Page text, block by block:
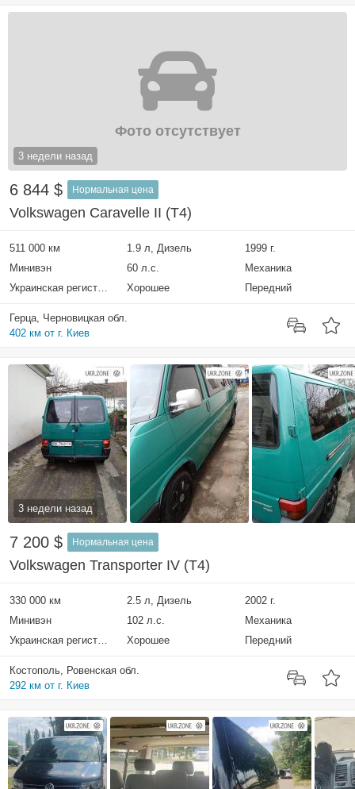
3 недели назад
Фото отсутствует
6 844 $ Нормальная цена
Volkswagen Caravelle II (T4)
511 000 км 1.9 л, Дизель
1999 г.
Минивэн
60 л.с.
Механика
Украинская регистрация
Хорошее Передний
Герца, Черновицкая обл.
402 км от г. Киев
3 недели назад
7 200 $ Нормальная цена
Volkswagen Transporter IV (T4)
330 000 км 2.5 л, Дизель
2002 г.
Минивэн
102 л.с.
Механика
Украинская регистрация
Хорошее Передний
Костополь, Ровенская обл.
292 км от г. Киев